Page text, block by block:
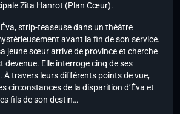
Zita Hanrot (Plan Cœur).
strip-teaseuse dans un théâtre
avant la fin de son service.
jeune sœur arrive de province et cherche
devenue. Elle interroge cinq de ses
À travers leurs différents points de vue,
circonstances de la disparition d’Éva et
fils de son destin…